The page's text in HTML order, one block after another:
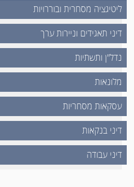
ליטיגציה מסחרית ובוררויות
דיני תאגידים וניירות ערך
נדל"ן ותשתיות
מלונאות
עסקאות מסחריות
דיני בנקאות
דיני עבודה